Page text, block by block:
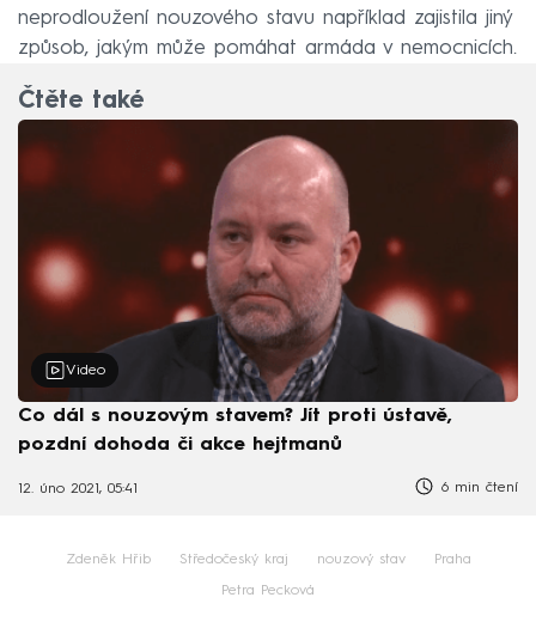
neprodloužení nouzového stavu například zajistila jiný
způsob, jakým může pomáhat armáda v nemocnicích.
Čtěte také
Video
Co dál s nouzovým stavem? Jít proti ústavě,
pozdní dohoda či akce hejtmanů
12. úno 2021, 05:41 6 min čtení
Zdeněk Hřib Středočeský kraj nouzový stav Praha
Petra Pecková